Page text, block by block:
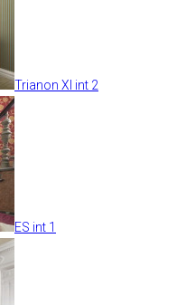
Trianon XI int 2
ES int 1